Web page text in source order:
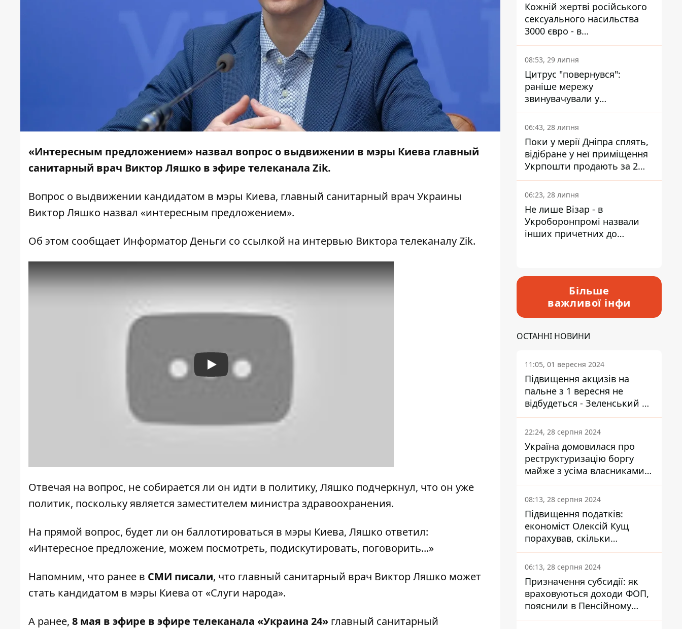
«Интересным предложением» назвал вопрос о выдвижении в мэры Киева главный
санитарный врач Виктор Ляшко в эфире телеканала Zik.
Вопрос о выдвижении кандидатом в мэры Киева, главный санитарный врач Украины
Виктор Ляшко назвал «интересным предложением».
Об этом сообщает Информатор Деньги со ссылкой на интервью Виктора телеканалу Zik.
Play
Отвечая на вопрос, не собирается ли он идти в политику, Ляшко подчеркнул, что он уже
политик, поскольку является заместителем министра здравоохранения.
На прямой вопрос, будет ли он баллотироваться в мэры Киева, Ляшко ответил:
«Интересное предложение, можем посмотреть, подискутировать, поговорить...»
Напомним, что ранее в СМИ писали, что главный санитарный врач Виктор Ляшко может
стать кандидатом в мэры Киева от «Слуги народа».
А ранее, 8 мая в эфире в эфире телеканала «Украина 24» главный санитарный
Кожній жертві російського
сексуального насильства
3000 євро - в
Мінсоцполітики пояснили
Інформатору, звідки на це
гроші
08:53, 29 липня
Цитрус "повернувся":
раніше мережу
звинувачували у
контрабанді техніки та
ухиленні від сплати
податків
06:43, 28 липня
Поки у мерії Дніпра сплять,
відібране у неї приміщення
Укрпошти продають за 2
мільйони
06:23, 28 липня
Не лише Візар - в
Укроборонпромі назвали
інших причетних до
Більше
важливої інфи
ОСТАННІ НОВИНИ
11:05, 01 вересня 2024
Підвищення акцизів на
пальне з 1 вересня не
відбудеться - Зеленський не
підписав закон
22:24, 28 серпня 2024
Україна домовилася про
реструктуризацію боргу
майже з усіма власниками
єврооблігацій: що це
означає для країни
08:13, 28 серпня 2024
Підвищення податків:
економіст Олексій Кущ
порахував, скільки
заплатить кожен українець
06:13, 28 серпня 2024
Призначення субсидії: як
враховуються доходи ФОП,
пояснили в Пенсійному
фонді